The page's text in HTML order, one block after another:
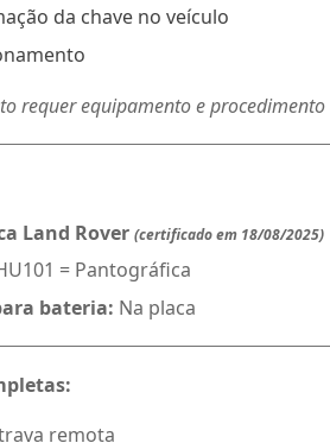
da chave no veículo
requer equipamento e procedimento
Land Rover (certificado em 18/08/2025)
= Pantográfica
bateria: Na placa
remota